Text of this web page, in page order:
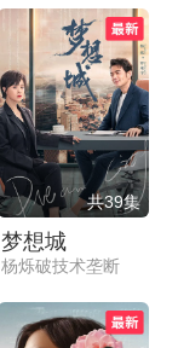
共39集
梦想城
杨烁破技术垄断